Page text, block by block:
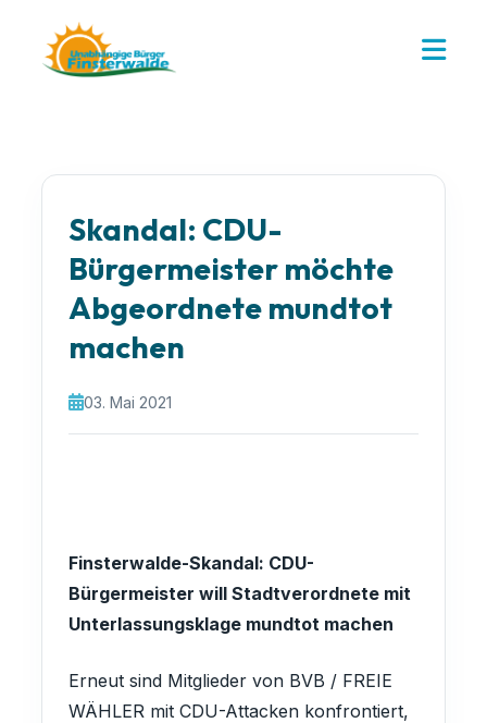
Skandal: CDU-
Bürgermeister möchte
Abgeordnete mundtot
machen
03. Mai 2021
Finsterwalde-Skandal: CDU-
Bürgermeister will Stadtverordnete mit
Unterlassungsklage mundtot machen
Erneut sind Mitglieder von BVB / FREIE
WÄHLER mit CDU-Attacken konfrontiert,